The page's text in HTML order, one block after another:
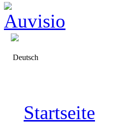
Deutsch
Startseite